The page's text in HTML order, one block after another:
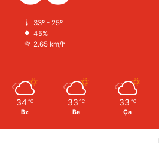
33º - 25º
45%
2.65 km/h
34 ℃
Bz
33 ℃
Be
33 ℃
Ça